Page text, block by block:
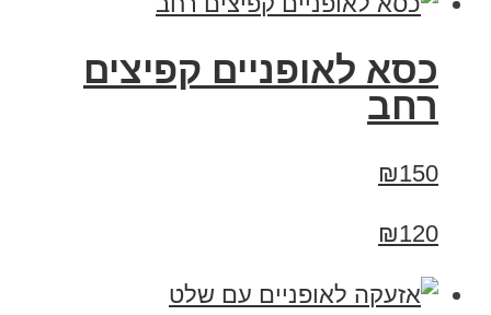
כסא לאופניים קפיצים
רחב
₪150
₪120